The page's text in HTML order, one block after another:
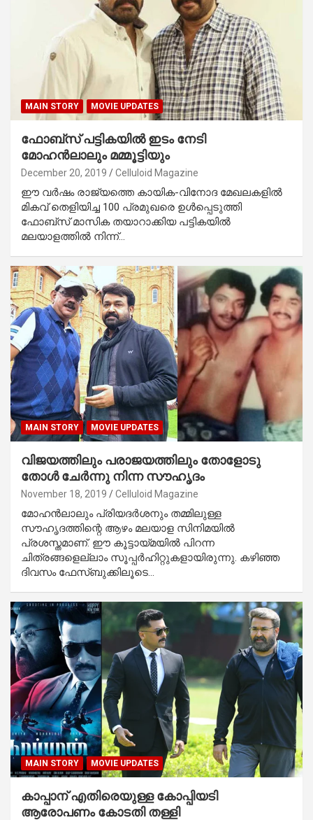
MAIN STORY MOVIE UPDATES
ഫോബ്‌സ് പട്ടികയില്‍ ഇടം നേടി
മോഹന്‍ലാലും മമ്മൂട്ടിയും
December 20, 2019 Celluloid Magazine
ഈ വര്‍ഷം രാജ്യത്തെ കായിക-വിനോദ മേഖലകളില്‍
മികവ് തെളിയിച്ച 100 പ്രമുഖരെ ഉള്‍പ്പെടുത്തി
ഫോബ്‌സ് മാസിക തയാറാക്കിയ പട്ടികയില്‍
മലയാളത്തില്‍ നിന്ന്…
MAIN STORY MOVIE UPDATES
വിജയത്തിലും പരാജയത്തിലും തോളോടു
തോള്‍ ചേര്‍ന്നു നിന്ന സൗഹൃദം
November 18, 2019 Celluloid Magazine
മോഹന്‍ലാലും പ്രിയദര്‍ശനും തമ്മിലുള്ള
സൗഹൃദത്തിന്റെ ആഴം മലയാള സിനിമയില്‍
പ്രശസ്തമാണ്. ഈ കൂട്ടായ്മയില്‍ പിറന്ന
ചിത്രങ്ങളെല്ലാം സൂപ്പര്‍ഹിറ്റുകളായിരുന്നു. കഴിഞ്ഞ
ദിവസം ഫേസ്ബുക്കിലൂടെ…
MAIN STORY MOVIE UPDATES
കാപ്പാന് എതിരെയുള്ള കോപ്പിയടി
ആരോപണം കോടതി തള്ളി